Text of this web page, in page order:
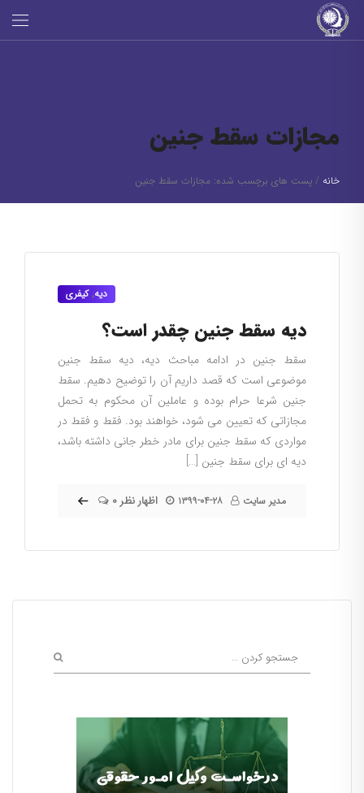
مجازات سقط جنین
خانه / پست های برچسب شده: مجازات سقط جنین
دیه,کیفری
دیه سقط جنین چقدر است؟
سقط جنین در ادامه مباحث دیه، دیه سقط جنین
موضوعی است که قصد داریم آن را توضیح دهیم. سقط
جنین شرعا حرام بوده و عاملین آن محکوم به تحمل
مجازاتی که تعیین می شود، خواهند بود. فقط و فقط در
مواردی که سقط جنین برای مادر خطر جانی داشته باشد،
دیه ای برای سقط جنین […]
مدیر سایت ۱۳۹۹-۰۴-۲۸ ۰ اظهار نظر